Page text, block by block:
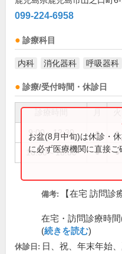
099-224-6958
診療科目
内科 消化器科 呼吸器科
診療/受付時間・休診日
9:00～12:30 ● ●
16:30～18:00 ● ●
お盆(8月中旬)は休診・
に必ず医療機関に直接ご
備考: 【在宅 訪問診
在宅・訪問診療時
(続きを読む)
休診日: 日、祝、年末年始